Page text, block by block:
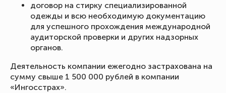
договор на стирку специализированной
одежды и всю необходимую документацию
для успешного прохождения международной
аудиторской проверки и других надзорных
органов.
Деятельность компании ежегодно застрахована на
сумму свыше 1 500 000 рублей в компании
«Ингосстрах».